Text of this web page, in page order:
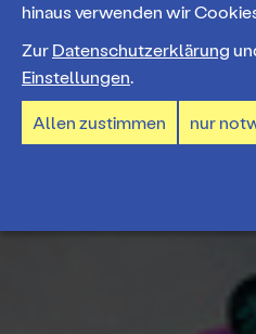
Programm
Spielplan
Spielzeiteröffnung
Tickets
Ticketpreise &
Mitmachen
hinaus verwenden wir
Zur Datenschutzerklärung
Einstellungen.
Allen zustimmen nur